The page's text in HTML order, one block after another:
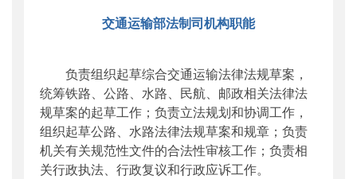
交通运输部法制司机构职能
负责组织起草综合交通运输法律法规草案，
统筹铁路、公路、水路、民航、邮政相关法律法
规草案的起草工作；负责立法规划和协调工作，
组织起草公路、水路法律法规草案和规章；负责
机关有关规范性文件的合法性审核工作；负责相
关行政执法、行政复议和行政应诉工作。